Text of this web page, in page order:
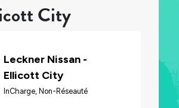
City
Leckner Nissan -
Ellicott City
InCharge, Non-Réseauté